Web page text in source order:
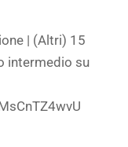
| (Altri) 15
intermedio su